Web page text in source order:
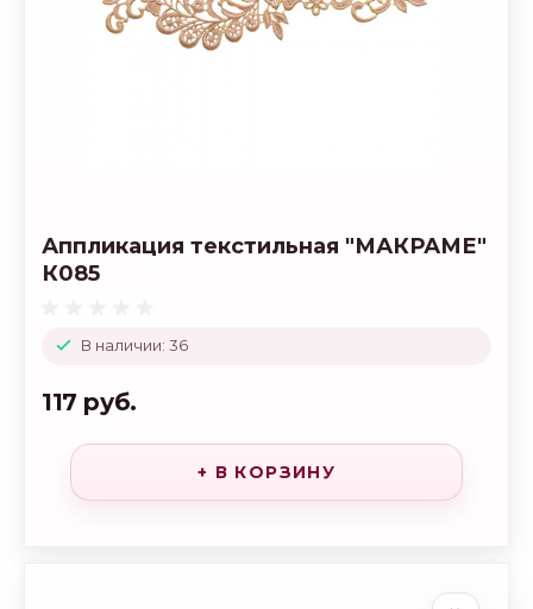
В наличии: 36
Аппликация текстильная "МАКРАМЕ"
К085
117 руб.
+ В КОРЗИНУ